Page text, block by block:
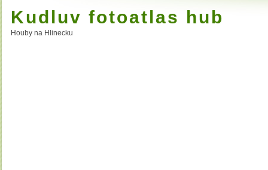
Kudluv fotoatlas hub
Houby na Hlinecku